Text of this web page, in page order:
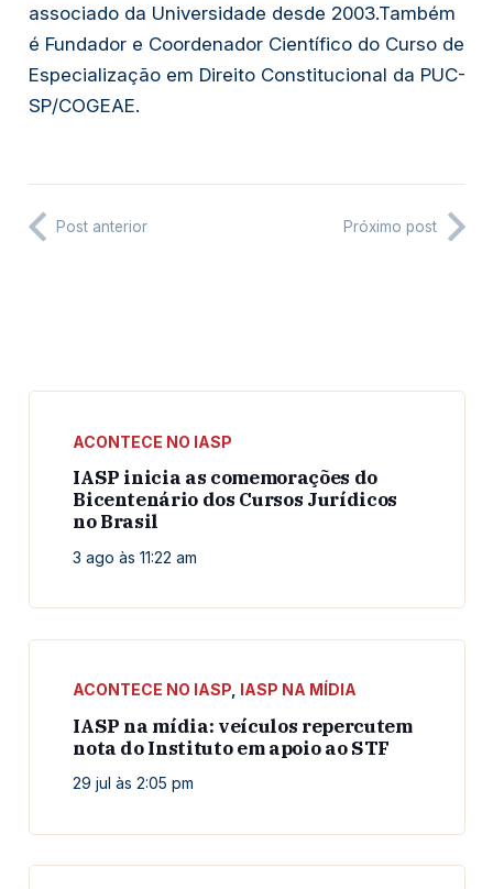
associado da Universidade desde 2003.Também
é Fundador e Coordenador Científico do Curso de
Especialização em Direito Constitucional da PUC-
SP/COGEAE.
Post anterior Próximo post
ACONTECE NO IASP
IASP inicia as comemorações do
Bicentenário dos Cursos Jurídicos
no Brasil
3 ago às 11:22 am
ACONTECE NO IASP IASP NA MÍDIA
IASP na mídia: veículos repercutem
nota do Instituto em apoio ao STF
29 jul às 2:05 pm